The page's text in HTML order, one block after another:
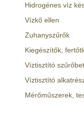
Hidrogénes víz
Vízkő ellen
Zuhanyszűrők
Kiegészítők,
Víztisztító
Víztisztító
Mérőműszerek,